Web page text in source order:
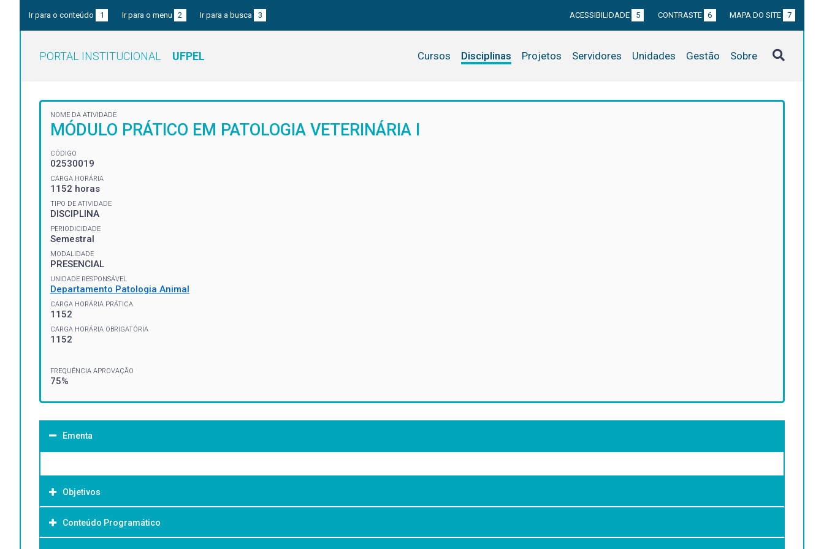
Ir para o conteúdo 1 Ir para o menu 2 Ir para a busca 3 ACESSIBILIDADE 5 CONTRASTE 6 MAPA DO SITE 7
PORTAL INSTITUCIONAL UFPEL Cursos Disciplinas Projetos Servidores Unidades Gestão Sobre
NOME DA ATIVIDADE
MÓDULO PRÁTICO EM PATOLOGIA VETERINÁRIA I
CÓDIGO
02530019
CARGA HORÁRIA
1152 horas
TIPO DE ATIVIDADE
DISCIPLINA
PERIODICIDADE
Semestral
MODALIDADE
PRESENCIAL
UNIDADE RESPONSÁVEL
Departamento Patologia Animal
CARGA HORÁRIA PRÁTICA
1152
CARGA HORÁRIA OBRIGATÓRIA
1152
FREQUÊNCIA APROVAÇÃO
75%
Ementa
Objetivos
Objetivo Geral:
Conteúdo Programático